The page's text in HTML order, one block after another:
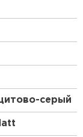
серый